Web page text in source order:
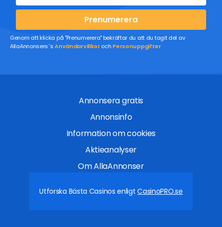
Prenumerera
Genom att klicka på "Prenumerera" bekräftar du att du tagit del av
AllaAnnonsers´sAnvändarvillkoroch Personuppgifter
Annonsera gratis
Annonsinfo
Information om cookies
Aktieanalyser
Om AllaAnnonser
Utforska Bästa Casinos enligtCasinoPRO.se